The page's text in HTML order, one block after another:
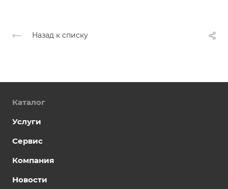
Назад к списку
Каталог
Услуги
Сервис
Компания
Новости